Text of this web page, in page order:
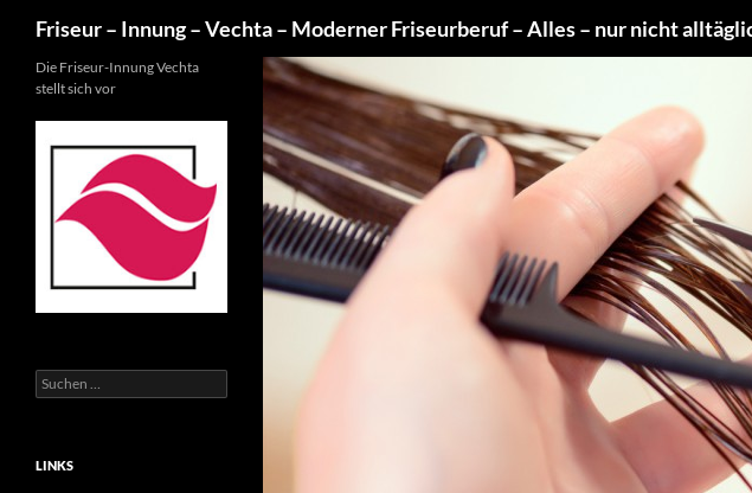
Inhalt
springen
Friseur – Innung – Vechta – Moderner Friseurberuf – Alles – nur nicht
Die Friseur-Innung Vechta
stellt sich vor
Suchen
nach:
LINKS